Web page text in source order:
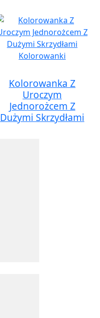
Kolorowanka Z
Uroczym
Jednorożcem Z
Dużymi Skrzydłami